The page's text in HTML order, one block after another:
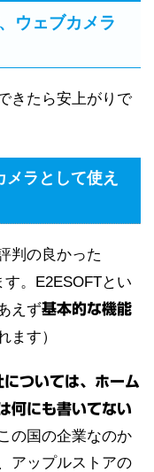
ウェブカメラ
きたら安上がりで
ラとして使え
判の良かった
。E2ESOFTとい
えず基本的な機能
ます）
ついては、ホーム
何にも書いてない
の国の企業なのか
アップルストアの